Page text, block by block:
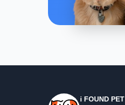
i FOUND PET